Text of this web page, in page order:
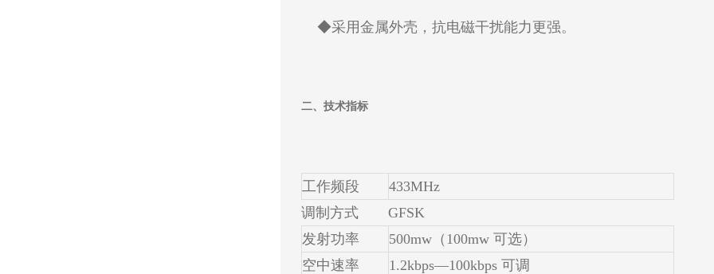
◆采用金属外壳，抗电磁干扰能力更强。
二、技术指标
工作频段
433MHz
调制方式
GFSK
发射功率
500mw（100mw 可选）
空中速率
1.2kbps—100kbps 可调